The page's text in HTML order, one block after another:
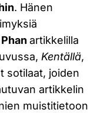
. Hänen
artikkelilla
Kentällä,
sotilaat, joiden
artikkelin
muistitietoon